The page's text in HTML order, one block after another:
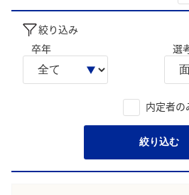
絞り込み
卒年
選
内定者の
絞り込む